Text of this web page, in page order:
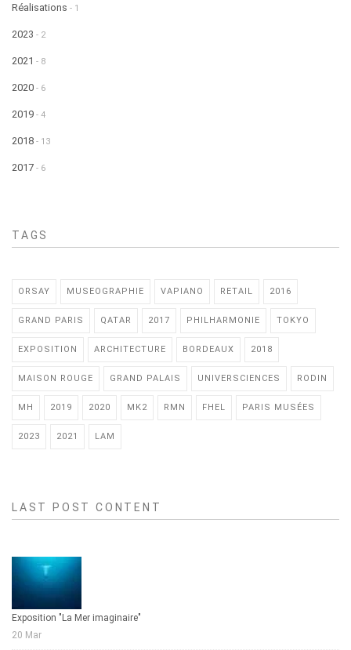
Réalisations - 1
2023 - 2
2021 - 8
2020 - 6
2019 - 4
2018 - 13
2017 - 6
TAGS
ORSAY MUSEOGRAPHIE VAPIANO RETAIL 2016
GRAND PARIS QATAR 2017 PHILHARMONIE TOKYO
EXPOSITION ARCHITECTURE BORDEAUX 2018
MAISON ROUGE GRAND PALAIS UNIVERSCIENCES RODIN
MH 2019 2020 MK2 RMN FHEL PARIS MUSÉES
2023 2021 LAM
LAST POST CONTENT
Exposition "La Mer imaginaire"
20 Mar